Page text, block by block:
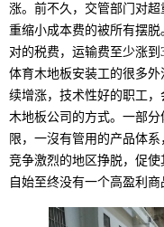
涨。前不久，交管部门对
重缩小成本费的被所有摆
对的税费，运输费至少涨到
体育木地板安装工的很多
续增涨，技术性好的职工
木地板公司的方式。一部
限，一沒有管用的产品体
竞争激烈的地区挣脱，促
自始至终没有一个高盈利商